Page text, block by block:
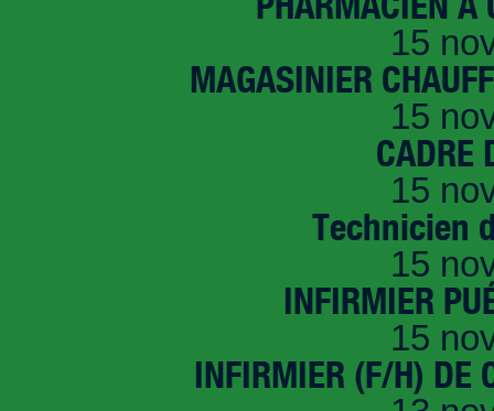
15
MAGASINIER
15
CADRE
15
Technicien
15
INFIRMIER
15
INFIRMIER (F/H) DE